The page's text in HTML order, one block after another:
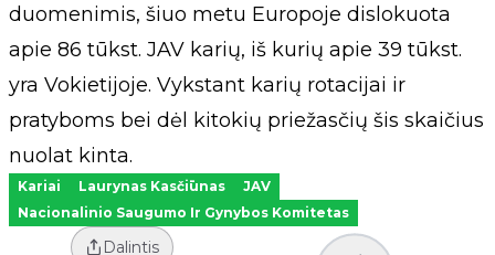
duomenimis, šiuo metu Europoje dislokuota
apie 86 tūkst. JAV karių, iš kurių apie 39 tūkst.
yra Vokietijoje. Vykstant karių rotacijai ir
pratyboms bei dėl kitokių priežasčių šis skaičius
nuolat kinta.
Kariai Laurynas Kasčiūnas
JAV
Nacionalinio Saugumo Ir Gynybos Komitetas
Dalintis